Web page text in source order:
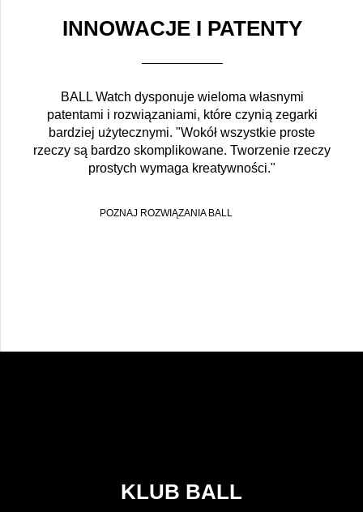
INNOWACJE I PATENTY
BALL Watch dysponuje wieloma własnymi
patentami i rozwiązaniami, które czynią zegarki
bardziej użytecznymi. "Wokół wszystkie proste
rzeczy są bardzo skomplikowane. Tworzenie rzeczy
prostych wymaga kreatywności."
POZNAJ ROZWIĄZANIA BALL
KLUB BALL